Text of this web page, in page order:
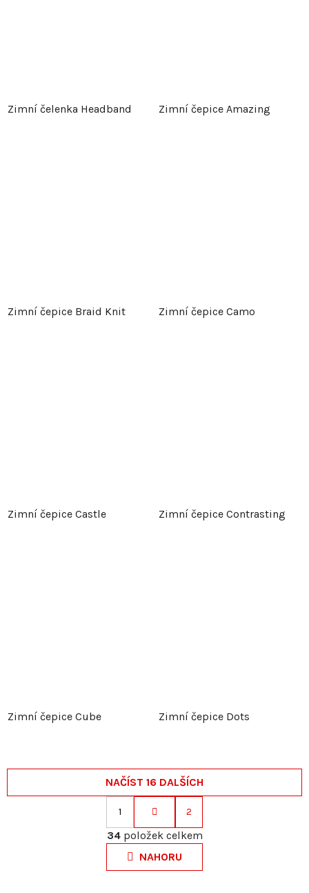
Zimní čelenka Headband Zimní čepice Amazing
Zimní čepice Braid Knit Zimní čepice Camo
Zimní čepice Castle Zimní čepice Contrasting
Zimní čepice Cube Zimní čepice Dots
O
v
l
á
NAČÍST 16 DALŠÍCH
S
t
r
á
1 2
34položek celkem
NAHORU